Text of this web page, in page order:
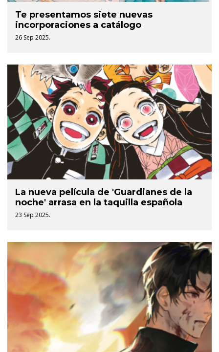
Te presentamos siete nuevas
incorporaciones a catálogo
26 Sep 2025.
La nueva película de 'Guardianes de la
noche' arrasa en la taquilla española
23 Sep 2025.